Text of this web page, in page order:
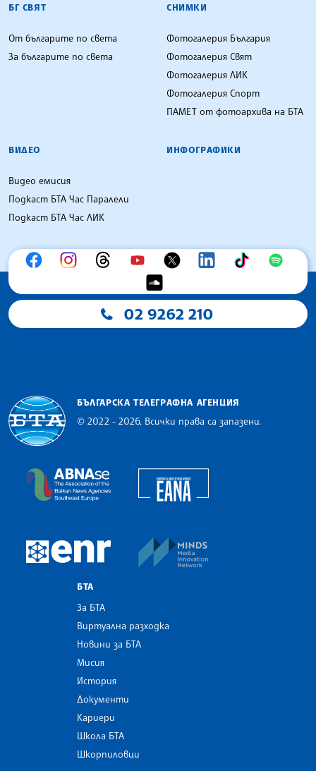
БГ СВЯТ
От българите по света
За българите по света
СНИМКИ
Фотогалерия България
Фотогалерия Свят
Фотогалерия ЛИК
Фотогалерия Спорт
ПАМЕТ от фотоархива на БТА
ВИДЕО
Видео емисия
Подкаст БТА Час Паралели
Подкаст БТА Час ЛИК
ИНФОГРАФИКИ
02 9262 210
БЪЛГАРСКА ТЕЛЕГРАФНА АГЕНЦИЯ
© 2022 - 2026, Всички права са запазени.
The Assocoation of the Balkan News Agencies
European Newsroom
БТА
За БТА
Виртуална разходка
Новини за БТА
Мисия
История
Документи
Кариери
Школа БТА
Шкорпиловци